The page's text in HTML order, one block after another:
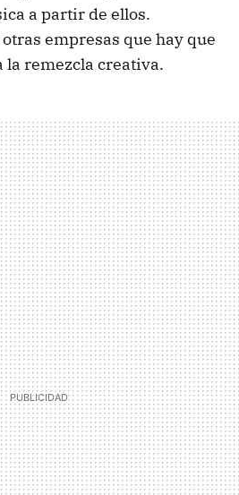
a partir de ellos.
empresas que hay que
remezcla creativa.